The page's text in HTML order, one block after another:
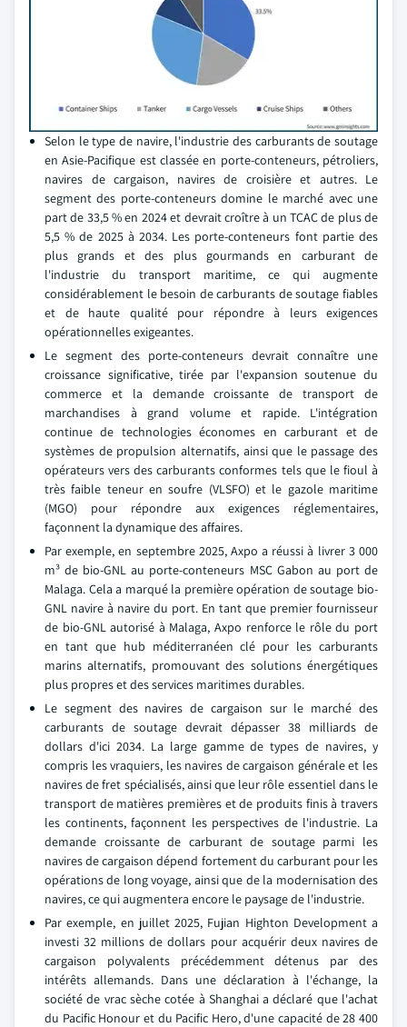
Selon le type de navire, l'industrie des carburants de soutage
en Asie-Pacifique est classée en porte-conteneurs, pétroliers,
navires de cargaison, navires de croisière et autres. Le
segment des porte-conteneurs domine le marché avec une
part de 33,5 % en 2024 et devrait croître à un TCAC de plus de
5,5 % de 2025 à 2034. Les porte-conteneurs font partie des
plus grands et des plus gourmands en carburant de
l'industrie du transport maritime, ce qui augmente
considérablement le besoin de carburants de soutage fiables
et de haute qualité pour répondre à leurs exigences
opérationnelles exigeantes.
Le segment des porte-conteneurs devrait connaître une
croissance significative, tirée par l'expansion soutenue du
commerce et la demande croissante de transport de
marchandises à grand volume et rapide. L'intégration
continue de technologies économes en carburant et de
systèmes de propulsion alternatifs, ainsi que le passage des
opérateurs vers des carburants conformes tels que le fioul à
très faible teneur en soufre (VLSFO) et le gazole maritime
(MGO) pour répondre aux exigences réglementaires,
façonnent la dynamique des affaires.
Par exemple, en septembre 2025, Axpo a réussi à livrer 3 000
m³ de bio-GNL au porte-conteneurs MSC Gabon au port de
Malaga. Cela a marqué la première opération de soutage bio-
GNL navire à navire du port. En tant que premier fournisseur
de bio-GNL autorisé à Malaga, Axpo renforce le rôle du port
en tant que hub méditerranéen clé pour les carburants
marins alternatifs, promouvant des solutions énergétiques
plus propres et des services maritimes durables.
Le segment des navires de cargaison sur le marché des
carburants de soutage devrait dépasser 38 milliards de
dollars d'ici 2034. La large gamme de types de navires, y
compris les vraquiers, les navires de cargaison générale et les
navires de fret spécialisés, ainsi que leur rôle essentiel dans le
transport de matières premières et de produits finis à travers
les continents, façonnent les perspectives de l'industrie. La
demande croissante de carburant de soutage parmi les
navires de cargaison dépend fortement du carburant pour les
opérations de long voyage, ainsi que de la modernisation des
navires, ce qui augmentera encore le paysage de l'industrie.
Par exemple, en juillet 2025, Fujian Highton Development a
investi 32 millions de dollars pour acquérir deux navires de
cargaison polyvalents précédemment détenus par des
intérêts allemands. Dans une déclaration à l'échange, la
société de vrac sèche cotée à Shanghai a déclaré que l'achat
du Pacific Honour et du Pacific Hero, d'une capacité de 28 400